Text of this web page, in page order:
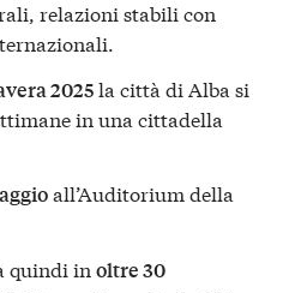
relazioni stabili con
2025la città di Alba si
in una cittadella
all’Auditorium della
quindi in oltre 30